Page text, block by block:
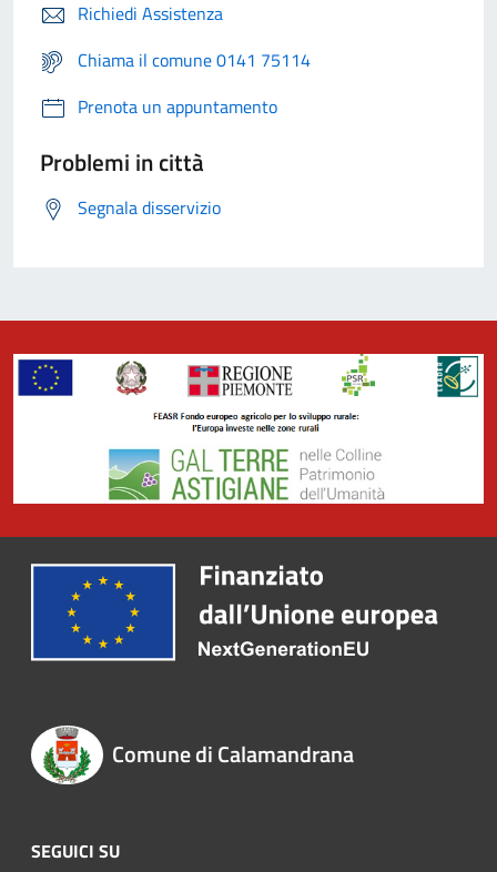
Richiedi Assistenza
Chiama il comune 0141 75114
Prenota un appuntamento
Problemi in città
Segnala disservizio
Comune di Calamandrana
SEGUICI SU